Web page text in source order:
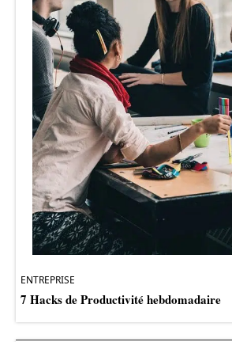
ENTREPRISE
7 Hacks de Productivité hebdomadaire